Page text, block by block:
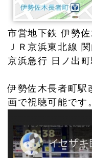
市営地下鉄 伊勢
ＪＲ京浜東北線
京浜急行 日ノ出
伊勢佐木長者町駅
画で視聴可能です